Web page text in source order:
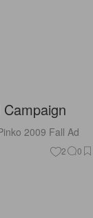
2009 Fall Ad
2 0